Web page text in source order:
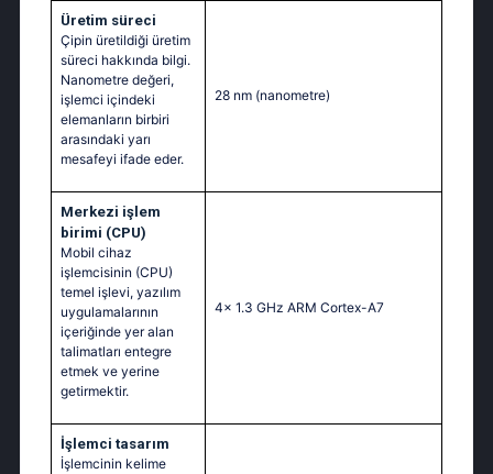
Üretim süreci
Çipin üretildiği üretim
süreci hakkında bilgi.
Nanometre değeri,
işlemci içindeki
elemanların birbiri
arasındaki yarı
mesafeyi ifade eder.
28 nm (nanometre)
Merkezi işlem
birimi (CPU)
Mobil cihaz
işlemcisinin (CPU)
temel işlevi, yazılım
uygulamalarının
içeriğinde yer alan
talimatları entegre
etmek ve yerine
getirmektir.
4x 1.3 GHz ARM Cortex-A7
İşlemci tasarım
İşlemcinin kelime